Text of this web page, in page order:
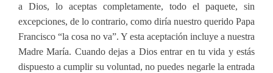
a Dios, lo aceptas completamente, todo el paquete, sin
excepciones, de lo contrario, como diría nuestro querido Papa
Francisco “la cosa no va”. Y esta aceptación incluye a nuestra
Madre María. Cuando dejas a Dios entrar en tu vida y estás
dispuesto a cumplir su voluntad, no puedes negarle la entrada